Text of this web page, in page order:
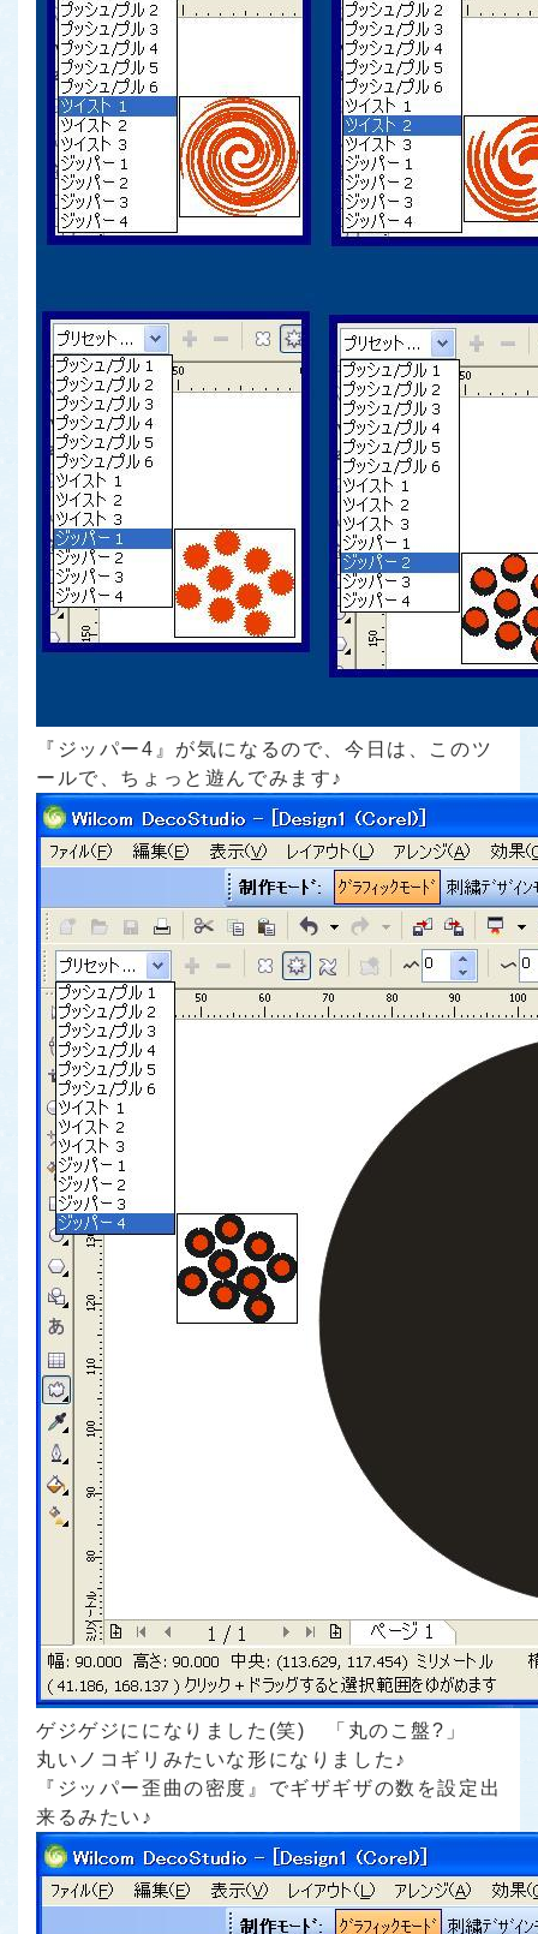
『ジッパー4』が気になるので、今日は、このツ
ールで、ちょっと遊んでみます♪
ゲジゲジにになりました(笑) 「丸のこ盤?」
丸いノコギリみたいな形になりました♪
『ジッパー歪曲の密度』でギザギザの数を設定出
来るみたい♪